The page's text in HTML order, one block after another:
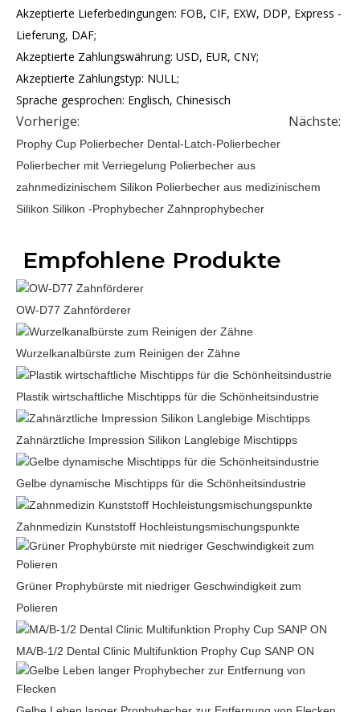
Akzeptierte Lieferbedingungen: FOB, CIF, EXW, DDP, Express -
Lieferung, DAF;
Akzeptierte Zahlungswährung: USD, EUR, CNY;
Akzeptierte Zahlungstyp: NULL;
Sprache gesprochen: Englisch, Chinesisch
Vorherige: Nächste:
Prophy Cup Polierbecher Dental-Latch-Polierbecher
Polierbecher mit Verriegelung Polierbecher aus
zahnmedizinischem Silikon Polierbecher aus medizinischem
Silikon Silikon -Prophybecher Zahnprophybecher
Empfohlene Produkte
OW-D77 Zahnförderer
Wurzelkanalbürste zum Reinigen der Zähne
Plastik wirtschaftliche Mischtipps für die Schönheitsindustrie
Zahnärztliche Impression Silikon Langlebige Mischtipps
Gelbe dynamische Mischtipps für die Schönheitsindustrie
Zahnmedizin Kunststoff Hochleistungsmischungspunkte
Grüner Prophybürste mit niedriger Geschwindigkeit zum
Polieren
MA/B-1/2 Dental Clinic Multifunktion Prophy Cup SANP ON